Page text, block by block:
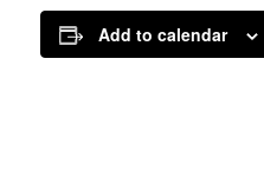
Add to calendar